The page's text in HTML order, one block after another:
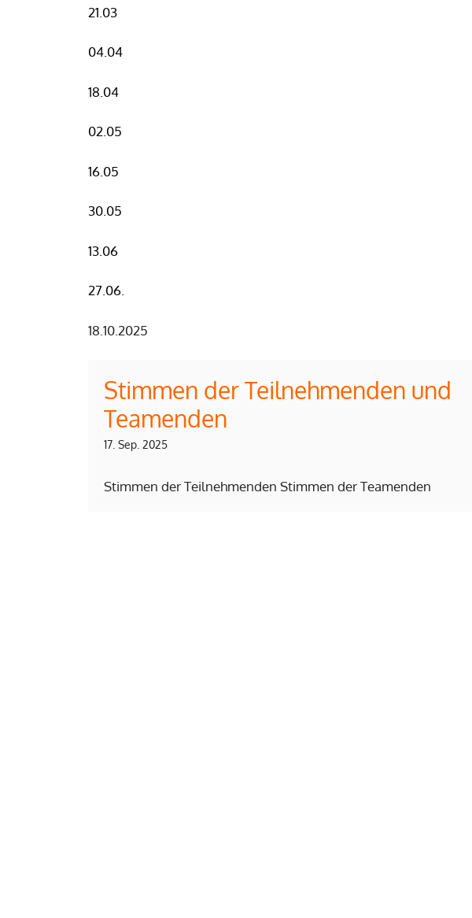
21.03
04.04
18.04
02.05
16.05
30.05
13.06
27.06.
18.10.2025
Stimmen der Teilnehmenden und
Teamenden
17. Sep. 2025
Stimmen der Teilnehmenden Stimmen der Teamenden